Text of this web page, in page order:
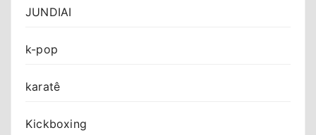
JUNDIAI
k-pop
karatê
Kickboxing